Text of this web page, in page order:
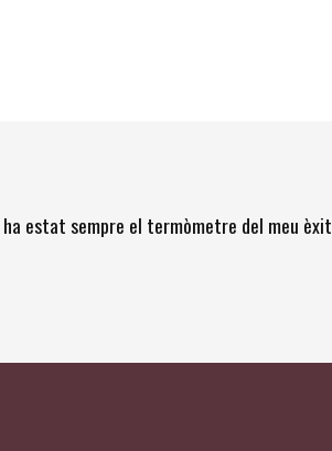
estat sempre el termòmetre del meu èxit